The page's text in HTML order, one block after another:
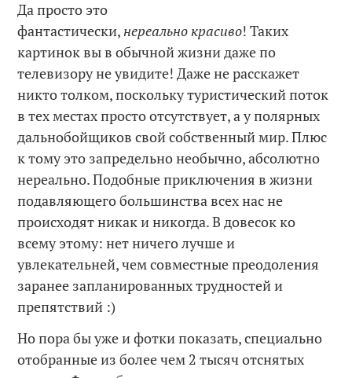
Да просто это
фантастически, нереально красиво! Таких
картинок вы в обычной жизни даже по
телевизору не увидите! Даже не расскажет
никто толком, поскольку туристический поток
в тех местах просто отсутствует, а у полярных
дальнобойщиков свой собственный мир. Плюс
к тому это запредельно необычно, абсолютно
нереально. Подобные приключения в жизни
подавляющего большинства всех нас не
происходят никак и никогда. В довесок ко
всему этому: нет ничего лучше и
увлекательней, чем совместные преодоления
заранее запланированных трудностей и
препятствий :)
Но пора бы уже и фотки показать, специально
отобранные из более чем 2 тысяч отснятых